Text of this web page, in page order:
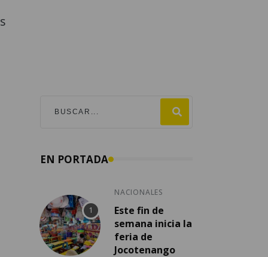
EN PORTADA
NACIONALES
Este fin de
semana inicia la
feria de
Jocotenango